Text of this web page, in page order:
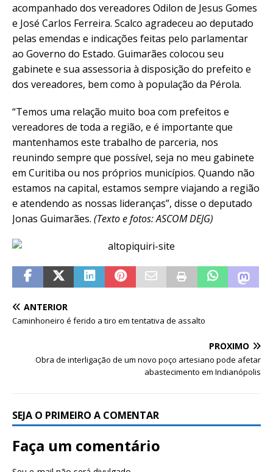
acompanhado dos vereadores Odilon de Jesus Gomes
e José Carlos Ferreira. Scalco agradeceu ao deputado
pelas emendas e indicações feitas pelo parlamentar
ao Governo do Estado. Guimarães colocou seu
gabinete e sua assessoria à disposição do prefeito e
dos vereadores, bem como à população da Pérola.
“Temos uma relação muito boa com prefeitos e
vereadores de toda a região, e é importante que
mantenhamos este trabalho de parceria, nos
reunindo sempre que possível, seja no meu gabinete
em Curitiba ou nos próprios municípios. Quando não
estamos na capital, estamos sempre viajando a região
e atendendo as nossas lideranças”, disse o deputado
Jonas Guimarães. (Texto e fotos: ASCOM DEJG)
ANTERIOR
Caminhoneiro é ferido a tiro em tentativa de assalto
PRÓXIMO
Obra de interligação de um novo poço artesiano pode afetar
abastecimento em Indianópolis
SEJA O PRIMEIRO A COMENTAR
Faça um comentário